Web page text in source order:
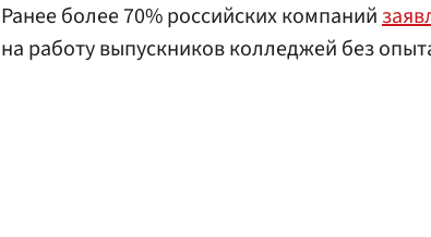
Ранее более 70% российских компаний
на работу выпускников колледжей без